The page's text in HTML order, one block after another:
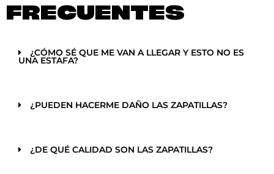
FRECUENTES
¿CÓMO SÉ QUE ME VAN A LLEGAR Y ESTO NO ES
UNA ESTAFA?
¿PUEDEN HACERME DAÑO LAS ZAPATILLAS?
¿DE QUÉ CALIDAD SON LAS ZAPATILLAS?